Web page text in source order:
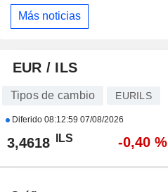
Más noticias
EUR / ILS
Tipos de cambio EURILS
Diferido 08:12:59 07/08/2026
3,4618 ILS -0,40 %